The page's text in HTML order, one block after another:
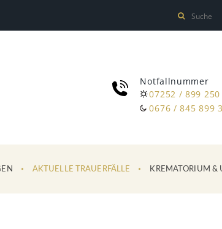
Notfallnummer
07252 / 899 250
0676 / 845 899
AKTUELLE TRAUERFÄLLE KREMATORIUM &